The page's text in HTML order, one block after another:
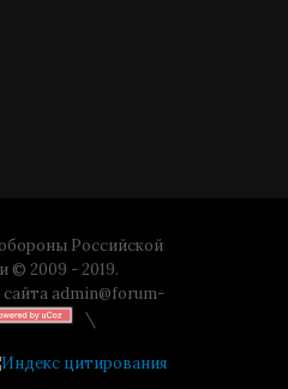
Российской
© 2009 - 2019.
admin@forum-